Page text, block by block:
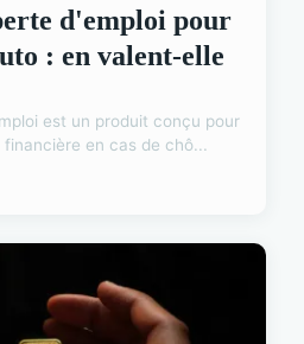
d'emploi pour
: en valent-elle
est un produit conçu pour
en cas de chô...